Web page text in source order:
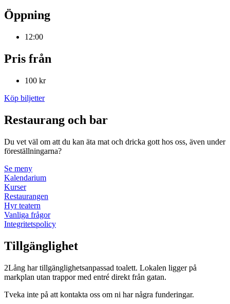
Öppning
12:00
Pris från
100 kr
Köp biljetter
Restaurang och bar
Du vet väl om att du kan äta mat och dricka gott hos oss, även under
föreställningarna?
Se meny
Kalendarium
Kurser
Restaurangen
Hyr teatern
Vanliga frågor
Integritetspolicy
Tillgänglighet
2Lång har tillgänglighetsanpassad toalett. Lokalen ligger på
markplan utan trappor med entré direkt från gatan.
Tveka inte på att kontakta oss om ni har några funderingar.